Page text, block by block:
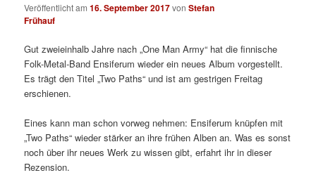
Veröffentlicht am16. September 2017vonStefan
Frühauf
Gut zweieinhalb Jahre nach „One Man Army“ hat die finnische
Folk-Metal-Band Ensiferum wieder ein neues Album vorgestellt.
Es trägt den Titel „Two Paths“ und ist am gestrigen Freitag
erschienen.
Eines kann man schon vorweg nehmen: Ensiferum knüpfen mit
„Two Paths“ wieder stärker an ihre frühen Alben an. Was es sonst
noch über ihr neues Werk zu wissen gibt, erfahrt ihr in dieser
Rezension.